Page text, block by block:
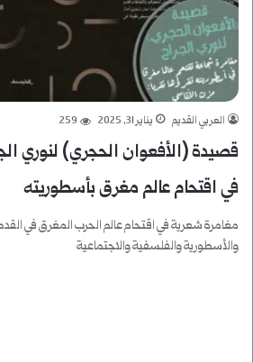
العربي القديم يناير 31, 2025 259
قصيدة (الأفعوان الحجري) لنوري
في اقتحام عالم مغرق بأسطوريته
مغامرة شعرية في اقتحام عالم الحرب المغرق في
والأسطورية والفلسفية والاجتماعية